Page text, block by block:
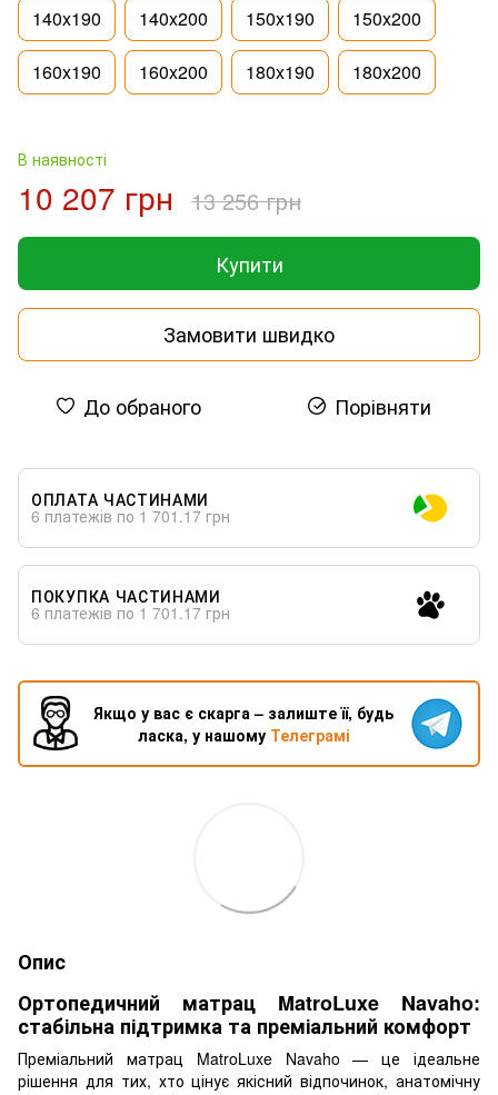
140x190 140x200 150x190 150x200
160x190 160x200 180x190 180x200
В наявності
10 207 грн 13 256 грн
Купити
Замовити швидко
До обраного Порівняти
ОПЛАТА ЧАСТИНАМИ
6 платежів по 1 701.17 грн
ПОКУПКА ЧАСТИНАМИ
6 платежів по 1 701.17 грн
Якщо у вас є скарга – залиште її, будь
ласка, у нашому Телеграмі
Опис
Ортопедичний матрац MatroLuxe Navaho:
стабільна підтримка та преміальний комфорт
Преміальний матрац MatroLuxe Navaho — це ідеальне
рішення для тих, хто цінує якісний відпочинок, анатомічну